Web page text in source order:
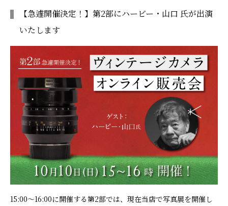
【急遽開催決定！】第2部にハービー・山口 氏が出演
いたします
15:00～16:00に開催する第2部では、現在当店で写真展を開催し